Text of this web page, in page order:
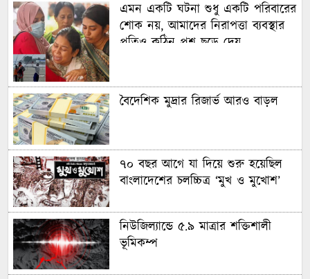
এমন একটি ঘটনা শুধু একটি পরিবারের
শোক নয়, আমাদের নিরাপত্তা ব্যবস্থার
প্রতিও কঠিন প্রশ্ন ছুড়ে দেয়
বৈদেশিক মুদ্রার রিজার্ভ আরও বাড়ল
৭০ বছর আগে যা ‍দিয়ে শুরু হয়েছিল
বাংলাদেশের চলচ্চিত্র ‘মুখ ও মুখোশ’
নিউজিল্যান্ডে ৫.৯ মাত্রার শক্তিশালী
ভূমিকম্প